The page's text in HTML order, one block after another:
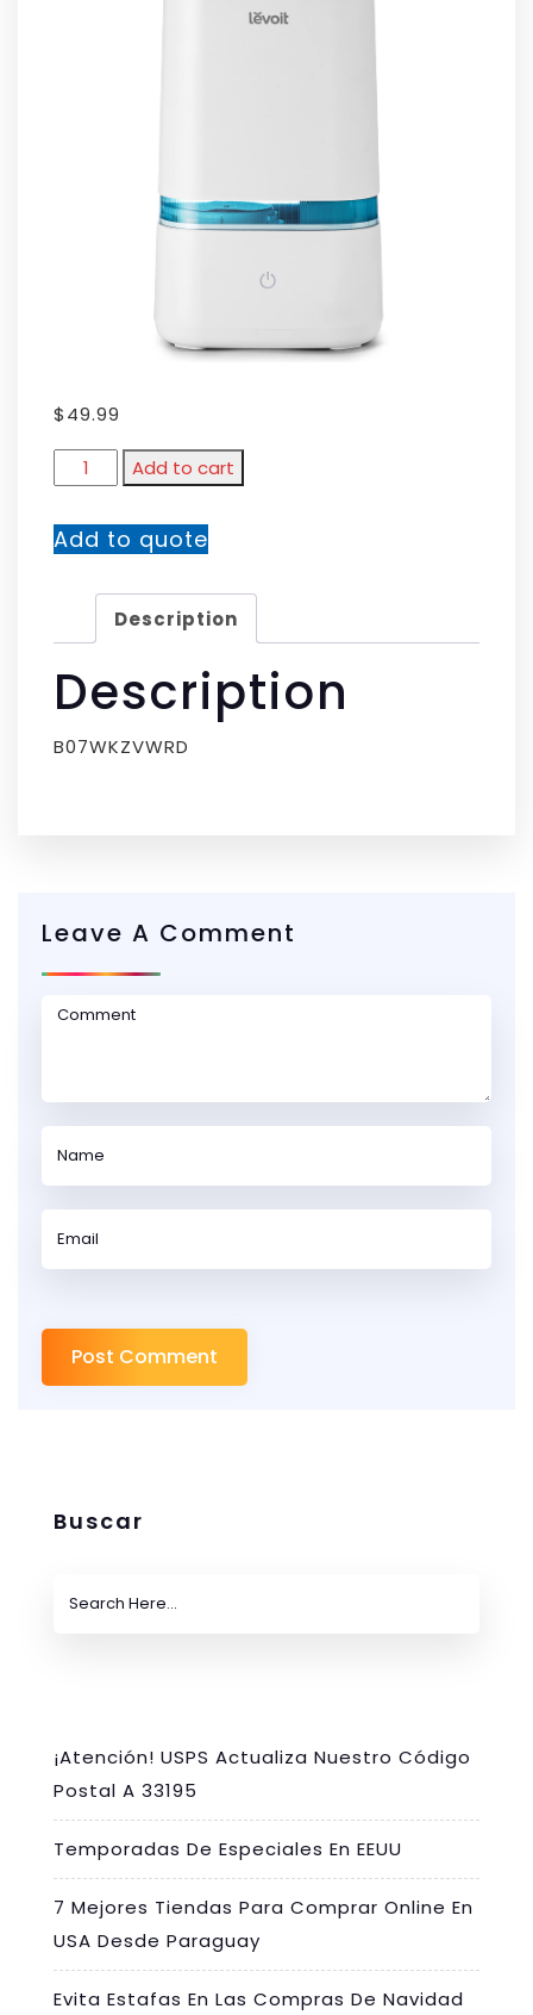
$49.99
Add to cart
Add to quote
Description
Description
B07WKZVWRD
Leave A Comment
Buscar
¡Atención! USPS Actualiza Nuestro Código
Postal A 33195
Temporadas De Especiales En EEUU
7 Mejores Tiendas Para Comprar Online En
USA Desde Paraguay
Evita Estafas En Las Compras De Navidad